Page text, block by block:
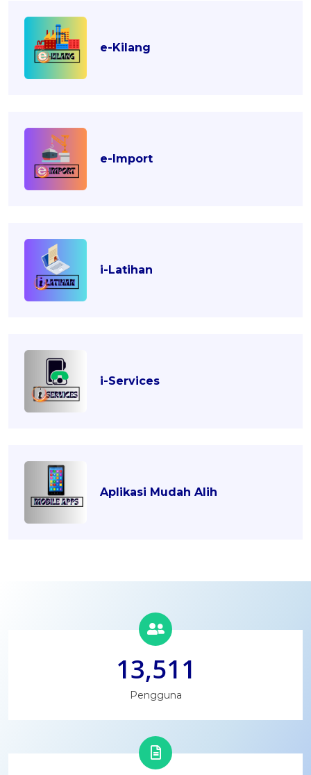
e-Kilang
e-Import
i-Latihan
i-Services
Aplikasi Mudah Alih
13,511
Pengguna